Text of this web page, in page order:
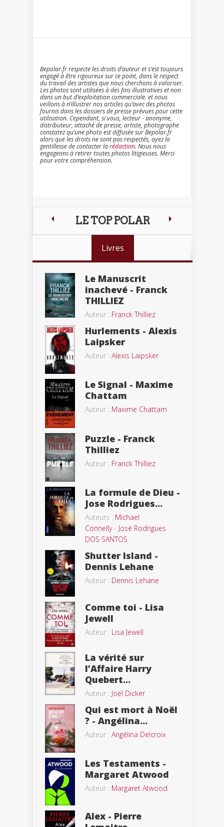
Bepolar.fr respecte les droits d’auteur et s’est toujours
engagé à être rigoureux sur ce point, dans le respect
du travail des artistes que nous cherchons à valoriser.
Les photos sont utilisées à des fins illustratives et non
dans un but d’exploitation commerciale. et nous
veillons à n’illustrer nos articles qu’avec des photos
fournis dans les dossiers de presse prévues pour cette
utilisation. Cependant, si vous, lecteur - anonyme,
distributeur, attaché de presse, artiste, photographe
constatez qu’une photo est diffusée sur Bepolar.fr
alors que les droits ne sont pas respectés, ayez la
gentillesse de contacter larédaction. Nous nous
engageons à retirer toutes photos litigieuses. Merci
pour votre compréhension.
LE TOP POLAR
Livres
Le Manuscrit
inachevé - Franck
THILLIEZ
Auteur : Franck Thilliez
Hurlements - Alexis
Laipsker
Auteur : Alexis Laipsker
Le Signal - Maxime
Chattam
Auteur : Maxime Chattam
Puzzle - Franck
Thilliez
Auteur : Franck Thilliez
La formule de Dieu -
Jose Rodrigues...
Auteurs : Michael
Connelly- José Rodrigues
DOS SANTOS
Shutter Island -
Dennis Lehane
Auteur : Dennis Lehane
Comme toi - Lisa
Jewell
Auteur : Lisa Jewell
La vérité sur
l’Affaire Harry
Quebert...
Auteur : Joël Dicker
Qui est mort à Noël
? - Angélina...
Auteur : Angélina Delcroix
Les Testaments -
Margaret Atwood
Auteur : Margaret Atwood
Alex - Pierre